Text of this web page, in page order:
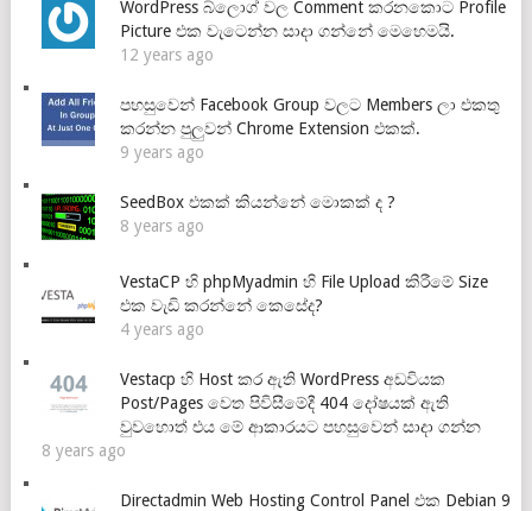
WordPress බ්ලොග් වල Comment කරනකොට Profile
Picture එක වැටෙන්න සාදා ගන්නේ මෙහෙමයි.
12 years ago
පහසුවෙන් Facebook Group වලට Members ලා එකතු
කරන්න පුලුවන් Chrome Extension එකක්.
9 years ago
SeedBox එකක් කියන්නේ මොකක් ද ?
8 years ago
VestaCP හි phpMyadmin හි File Upload කිරීමේ Size
එක වැඩි කරන්නේ කෙසේද?
4 years ago
Vestacp හි Host කර ඇති WordPress අඩවියක
Post/Pages වෙත පිවිසීමේදී 404 දෝෂයක් ඇති
වුවහොත් එය මේ ආකාරයට පහසුවෙන් සාදා ගන්න
8 years ago
Directadmin Web Hosting Control Panel එක Debian 9